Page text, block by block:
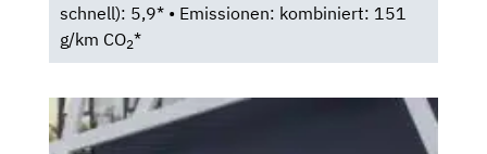
schnell): 5,9* • Emissionen: kombiniert: 151
g/km CO2*